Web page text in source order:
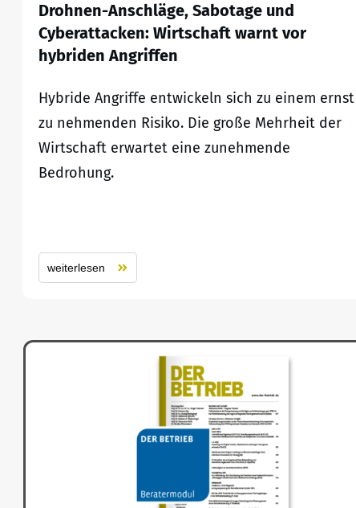
Drohnen-Anschläge, Sabotage und
Cyberattacken: Wirtschaft warnt vor
hybriden Angriffen
Hybride Angriffe entwickeln sich zu einem ernst
zu nehmenden Risiko. Die große Mehrheit der
Wirtschaft erwartet eine zunehmende
Bedrohung.
weiterlesen